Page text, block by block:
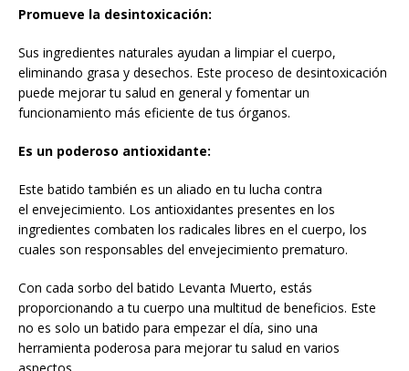
Promueve la desintoxicación:
Sus ingredientes naturales ayudan a limpiar el cuerpo,
eliminando grasa y desechos. Este proceso de desintoxicación
puede mejorar tu salud en general y fomentar un
funcionamiento más eficiente de tus órganos.
Es un poderoso antioxidante:
Este batido también es un aliado en tu lucha contra
el envejecimiento. Los antioxidantes presentes en los
ingredientes combaten los radicales libres en el cuerpo, los
cuales son responsables del envejecimiento prematuro.
Con cada sorbo del batido Levanta Muerto, estás
proporcionando a tu cuerpo una multitud de beneficios. Este
no es solo un batido para empezar el día, sino una
herramienta poderosa para mejorar tu salud en varios